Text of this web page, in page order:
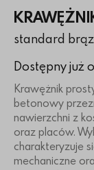
standard brąz
Dostępny już
Krawężnik
betonowy
nawierzchni z
oraz placów.
charakteryzuje
mechaniczne